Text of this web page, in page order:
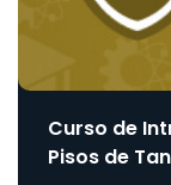
Curso de
Pisos de